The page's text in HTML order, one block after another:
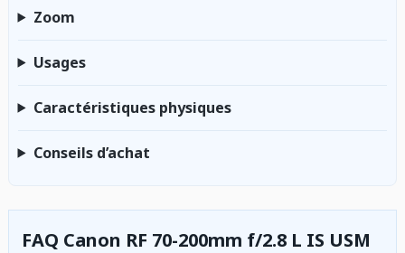
Zoom
Usages
Caractéristiques physiques
Conseils d’achat
FAQ Canon RF 70-200mm f/2.8 L IS USM